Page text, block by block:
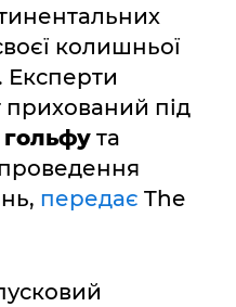
колишньої
Експерти
прихований під
та
передає The